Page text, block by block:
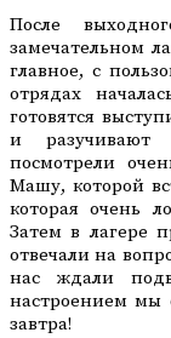
После
замечательном
главное, с
отрядах
готовятся
и
посмотрели
Машу, которой
которая очень
Затем в лагере
отвечали на
нас ждали
настроением мы
завтра!